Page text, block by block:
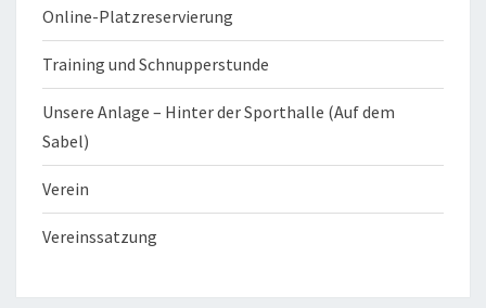
Online-Platzreservierung
Training und Schnupperstunde
Unsere Anlage – Hinter der Sporthalle (Auf dem
Sabel)
Verein
Vereinssatzung